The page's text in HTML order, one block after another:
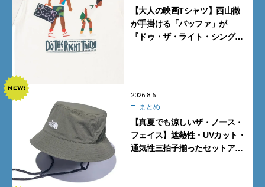
【大人の映画Tシャツ】西山徹
が手掛ける「バッファ」が
『ドゥ・ザ・ライト・シング』
2026.8.6
まとめ
【真夏でも涼しいザ・ノース・
フェイス】遮熱性・UVカット・
通気性三拍子揃ったセットアッ